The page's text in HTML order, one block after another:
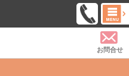
お問合せ